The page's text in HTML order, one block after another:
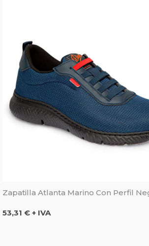
Zapatilla Atlanta Marino Con Perfil
Precio
53,31 € + IVA